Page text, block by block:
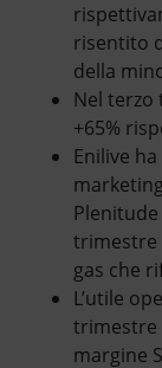
risentito
della
Nel terzo
+65%
Enilive
trimestre
gas che
L’utile
trimestre
margine